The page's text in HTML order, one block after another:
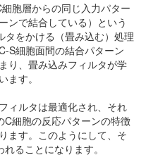
胞層からの同じ入力パター
ンで結合している）という
タをかける（畳み込む）処理
S細胞面間の結合パターン
り、畳み込みフィルタが学
ます。
ィルタは最適化され、それ
C細胞の反応パターンの特徴
ます。このようにして、そ
ることになります。